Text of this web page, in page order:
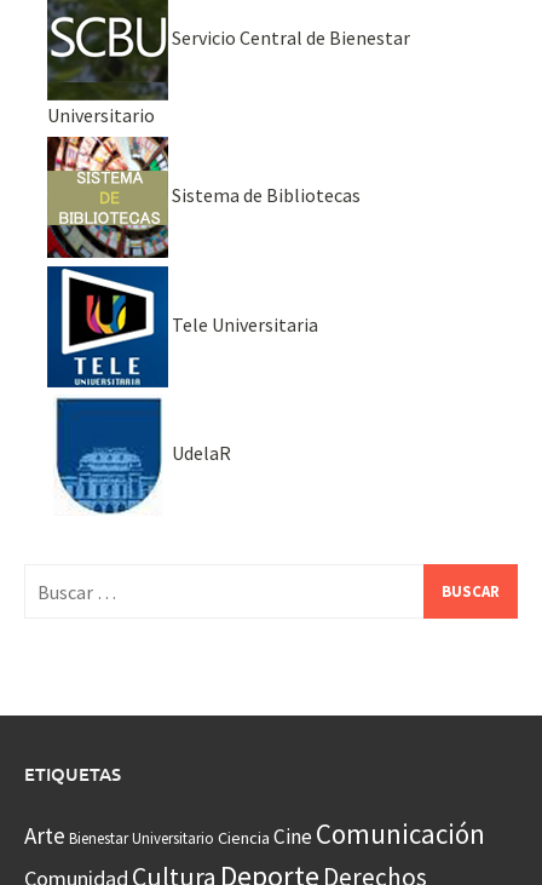
Servicio Central de Bienestar
Universitario
Sistema de Bibliotecas
Tele Universitaria
UdelaR
ETIQUETAS
Arte Bienestar Universitario Ciencia CineComunicación
Comunidad Cultura Deporte Derechos